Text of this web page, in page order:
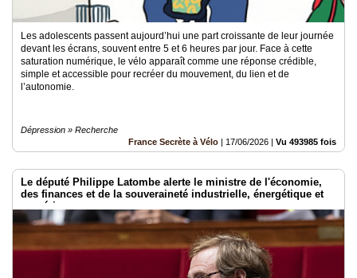
Les adolescents passent aujourd’hui une part croissante de leur journée
devant les écrans, souvent entre 5 et 6 heures par jour. Face à cette
saturation numérique, le vélo apparaît comme une réponse crédible,
simple et accessible pour recréer du mouvement, du lien et de
l’autonomie.
Dépression » Recherche
France Secrète à Vélo | 17/06/2026 | Vu 493985 fois
Le député Philippe Latombe alerte le ministre de l'économie,
des finances et de la souveraineté industrielle, énergétique et
numérique